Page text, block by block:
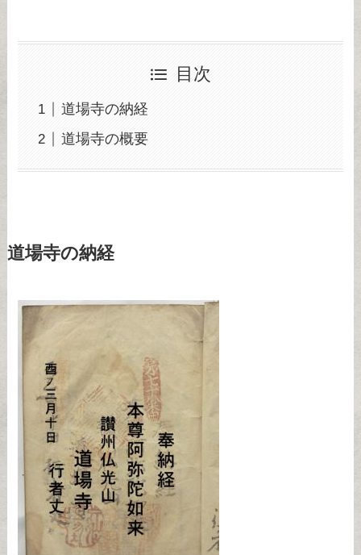
目次
道場寺の納経
道場寺の概要
道場寺の納経